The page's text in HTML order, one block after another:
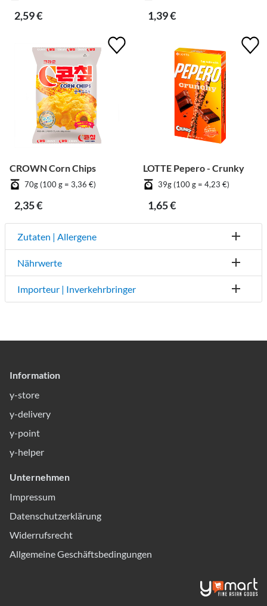
2,59 € 1,39 €
CROWN Corn Chips
70g (100 g = 3,36 €)
2,35 €
LOTTE Pepero - Crunky
39g (100 g = 4,23 €)
1,65 €
Zutaten | Allergene
Nährwerte
Importeur | Inverkehrbringer
Information
y-store
y-delivery
y-point
y-helper
Unternehmen
Impressum
Datenschutzerklärung
Widerrufsrecht
Allgemeine Geschäftsbedingungen